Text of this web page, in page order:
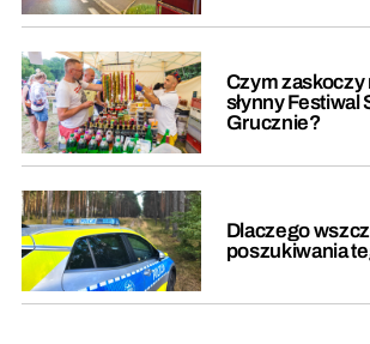
Czym zaskoczy
słynny Festiwal
Grucznie?
Dlaczego
poszukiwania